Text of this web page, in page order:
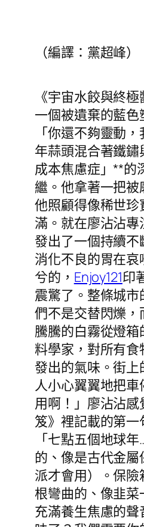
（編譯：黨超峰）
《宇宙水餃與終
一個被遺棄的藍
「你還不夠靈動
年蒜頭混合著鐵
成本焦慮症」**的
繼。他拿著一把
他照顧得像稀世
滿。就在廖沾沾
發出了一個持續
消化不良的胃在
兮的， Enjoy121印
震驚了。整條城
們不是交替閃爍
騰騰的白霧從燈
料學家，對所有
發出的氣味。街
人小心翼翼地把
用啊！」廖沾沾
笈》裡記載的第
「七點五個地球
的、像是古代金
派才會用）。保
根彎曲的、像韭
充滿養生焦慮的